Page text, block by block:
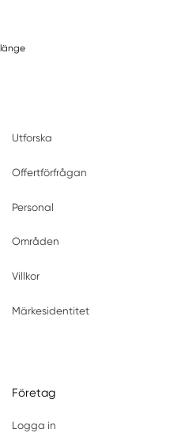
Utforska
Offertförfrågan
Personal
Områden
Villkor
Märkesidentitet
Företag
Logga in